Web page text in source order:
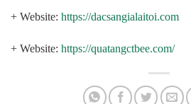
+ Website: https://dacsangialaitoi.com
+ Website: https://quatangctbee.com/